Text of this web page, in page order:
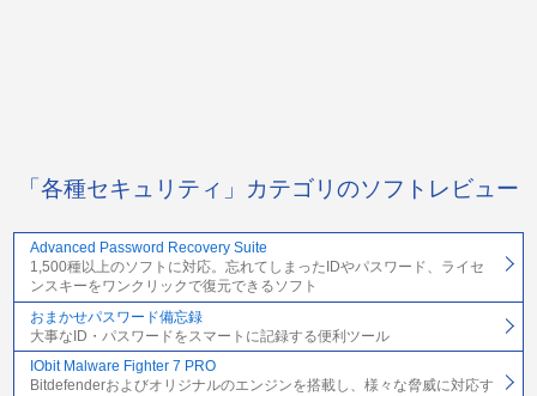
「各種セキュリティ」カテゴリのソフトレビュー
Advanced Password Recovery Suite
1,500種以上のソフトに対応。忘れてしまったIDやパスワード、ライセ
ンスキーをワンクリックで復元できるソフト
おまかせパスワード備忘録
大事なID・パスワードをスマートに記録する便利ツール
IObit Malware Fighter 7 PRO
Bitdefenderおよびオリジナルのエンジンを搭載し、様々な脅威に対応す